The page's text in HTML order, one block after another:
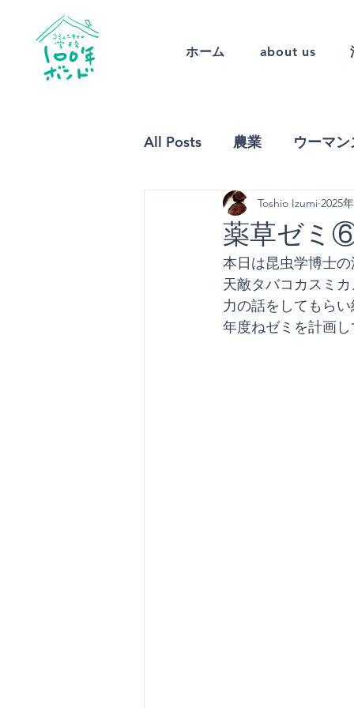
ホーム about us
All Posts 農業 ウーマ
農福連携（休眠預金）
自然体験
薬草ゼミ
Toshio Izumi 2025
本日は昆虫学博士
天敵タバコカスミ
力の話をしてもら
年度ねゼミを計画